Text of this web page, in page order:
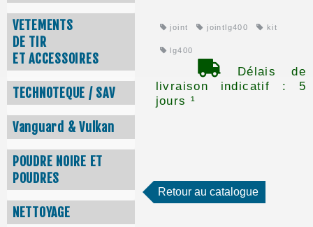
VETEMENTS
DE TIR
ET ACCESSOIRES
TECHNOTEQUE / SAV
Vanguard & Vulkan
POUDRE NOIRE ET
POUDRES
NETTOYAGE
joint jointlg400 kit
lg400
Délais de
livraison indicatif : 5
jours ¹
Retour au catalogue